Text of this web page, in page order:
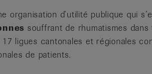
d’utilité publique qui
souffrant de rhumatismes dans
ligues cantonales et régionales
de patients.